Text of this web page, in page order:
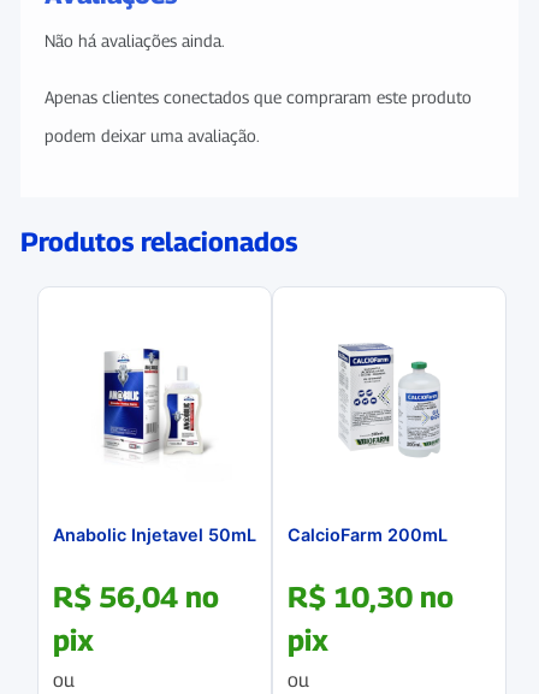
Não há avaliações ainda.
Apenas clientes conectados que compraram este produto
podem deixar uma avaliação.
Produtos relacionados
Anabolic Injetavel 50mL
R$ 56,04 no
pix
ou
CalcioFarm 200mL
R$ 10,30 no
pix
ou